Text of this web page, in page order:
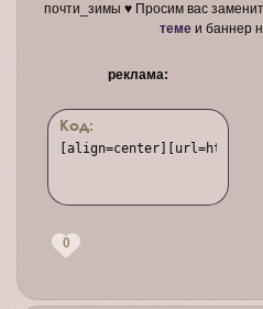
почти_зимы ♥ Просим вас
темеи баннер
реклама:
Код:
0